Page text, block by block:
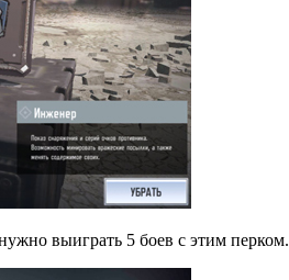
выиграть 5 боев с этим перком.